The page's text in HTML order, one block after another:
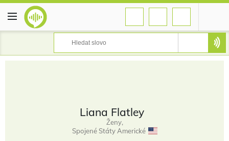
Liana Flatley
Ženy,
Spojené Státy Americké